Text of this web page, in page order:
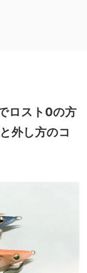
ロスト0の方
外し方のコ